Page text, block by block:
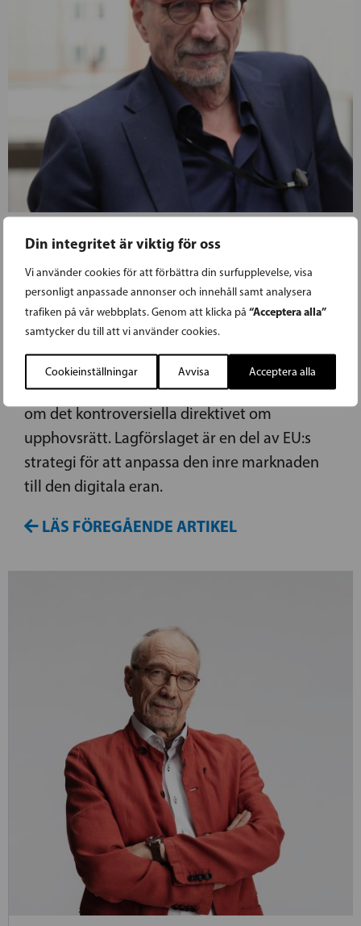
Din integritet är viktig för oss
Vi använder cookies för att förbättra din surfupplevelse, visa
personligt anpassade annonser och innehåll samt analysera
trafiken på vår webbplats. Genom att klicka på “Acceptera alla”
samtycker du till att vi använder cookies.
Cookieinställningar Avvisa Acceptera alla
26.03.2019
TORVALDS RÖSTADE NEJ TILL
UPPHOVSDIREKTIVET: FÖRSLAGET ÄR
DÅLIGT OCH OBALANSERAT!
Idag, tisdag 26 mars, röstade EU-parlamentet
om det kontroversiella direktivet om
upphovsrätt. Lagförslaget är en del av EU:s
strategi för att anpassa den inre marknaden
till den digitala eran.
LÄS FÖREGÅENDE ARTIKEL